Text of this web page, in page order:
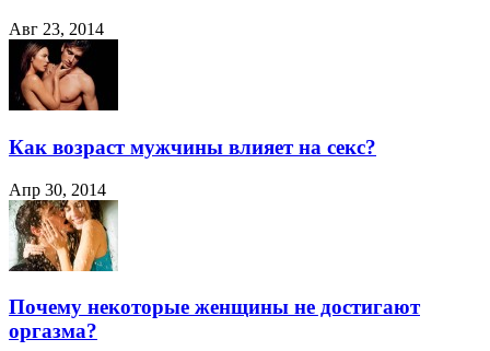
Авг 23, 2014
Как возраст мужчины влияет на секс?
Апр 30, 2014
Почему некоторые женщины не достигают
оргазма?